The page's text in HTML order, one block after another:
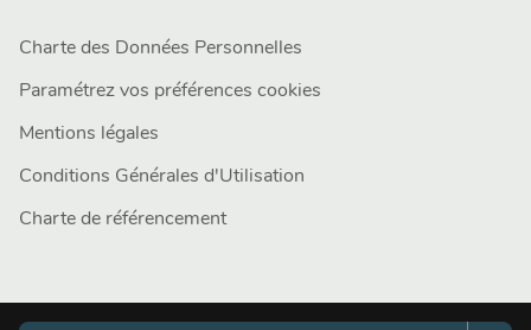
Charte des Données Personnelles
Paramétrez vos préférences cookies
Mentions légales
Conditions Générales d'Utilisation
Charte de référencement